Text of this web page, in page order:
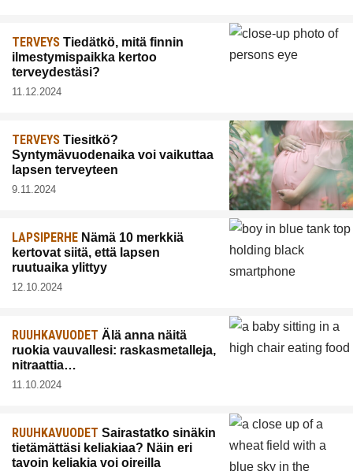
TERVEYS Tiedätkö, mitä finnin
ilmestymispaikka kertoo
terveydestäsi?
11.12.2024
TERVEYS Tiesitkö?
Syntymävuodenaika voi vaikuttaa
lapsen terveyteen
9.11.2024
LAPSIPERHE Nämä 10 merkkiä
kertovat siitä, että lapsen
ruutuaika ylittyy
12.10.2024
RUUHKAVUODET Älä anna näitä
ruokia vauvallesi: raskasmetalleja,
nitraattia…
11.10.2024
RUUHKAVUODET Sairastatko sinäkin
tietämättäsi keliakiaa? Näin eri
tavoin keliakia voi oireilla